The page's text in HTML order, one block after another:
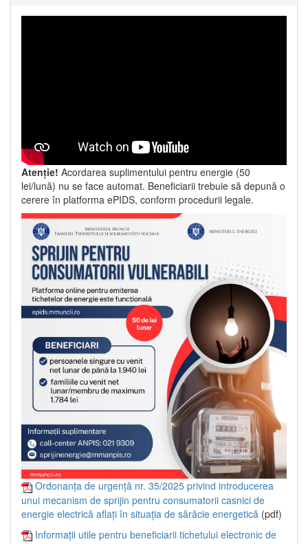
Atenție! Acordarea suplimentului pentru energie (50
lei/lună) nu se face automat. Beneficiarii trebuie să depună o
cerere în platforma ePIDS, conform procedurii legale.
Ordonanța de urgență nr. 35/2025 privind introducerea
unui mecanism de sprijin pentru consumatorii casnici de
energie electrică aflați în situația de sărăcie energetică (pdf)
Informații utile pentru beneficiarii tichetului electronic de